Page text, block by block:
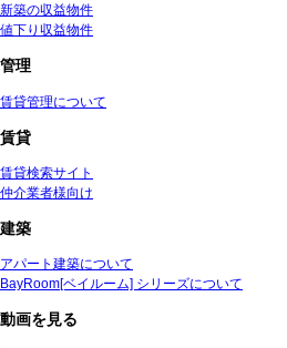
新築の収益物件
値下り収益物件
管理
賃貸管理について
賃貸
賃貸検索サイト
仲介業者様向け
建築
アパート建築について
BayRoom[ベイルーム] シリーズについて
動画を見る